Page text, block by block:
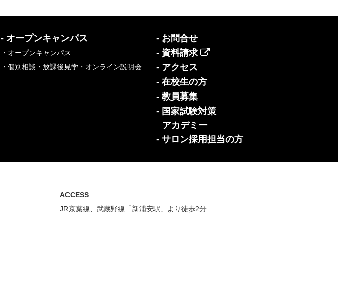
- オープンキャンパス
・オープンキャンパス
・個別相談・放課後見学・オンライン説明会
- お問合せ
- 資料請求
- アクセス
- 在校生の方
- 教員募集
- 国家試験対策
アカデミー
- サロン採用担当の方
ACCESS
JR京葉線、武蔵野線「新浦安駅」より徒歩2分